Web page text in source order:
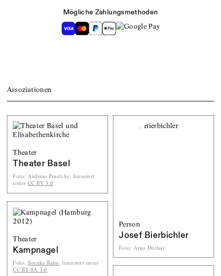
Mögliche Zahlungsmethoden
Assoziationen
Theater
Theater Basel
Foto: Andreas Praefcke, lizensiert
unter CC BY 3.0
Person
Josef Bierbichler
Foto: Arno Declair
Theater
Kampnagel
Foto: Soenke Rahn, lizensiert unter
CC BY-SA 3.0